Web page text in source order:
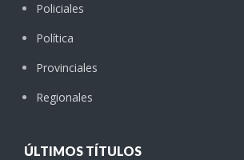
Policiales
Política
Provinciales
Regionales
ÚLTIMOS TÍTULOS